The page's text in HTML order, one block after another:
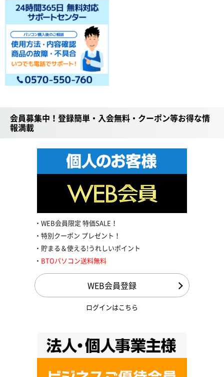
会員募集中！登録簡単・入会無料・クーポン等お得な情
報満載
WEB会員限定 特価SALE！
特別クーポン プレゼント！
貯まる＆使える!うれしいポイント
BTOパソコン送料無料
WEB会員登録
ログインはこちら